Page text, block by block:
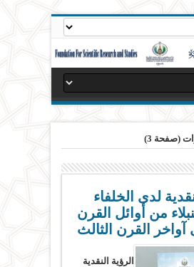
(صفحة 3)
لدى الخلفاء
من أوائل القرن
آواخر القرن الثالث
الرؤية النقدية